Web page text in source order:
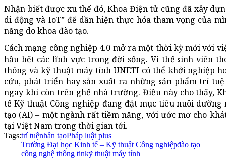
Nhận biết được xu thế đó, Khoa Điện tử cũng đã xây
di động và IoT” để dần hiện thực hóa tham vọng của
năng do khoa đào tạo.
Cách mạng công nghiệp 4.0 mở ra một thời kỳ mới với
hầu hết các lĩnh vực trong đời sống. Vì thế sinh viên
thông và kỹ thuật máy tính UNETI có thể khởi nghiệp
cứu, phát triển hay sản xuất ra những sản phẩm trí
ngay khi còn trên ghế nhà trường. Điều này cho thấy,
tế Kỹ thuật Công nghiệp đang đặt mục tiêu nuôi
tạo (AI) – một ngành rất tiềm năng, với ước mơ cho
tại Việt Nam trong thời gian tới.
Tags:trí tuệnhân tạoPháp luật plus
Trường Đại học Kinh tế – Kỹ thuật Công nghiệpđào tạo
công nghệ thông tinkỹ thuật máy tính